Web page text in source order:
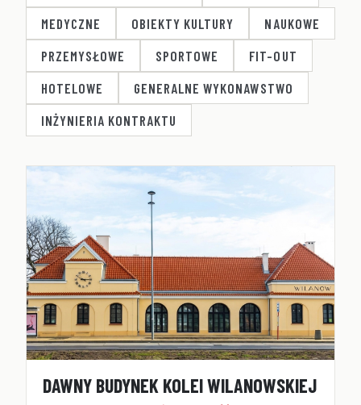
MEDYCZNE
OBIEKTY KULTURY
NAUKOWE
PRZEMYSŁOWE
SPORTOWE
FIT-OUT
HOTELOWE
GENERALNE WYKONAWSTWO
INŻYNIERIA KONTRAKTU
DAWNY BUDYNEK KOLEI WILANOWSKIEJ